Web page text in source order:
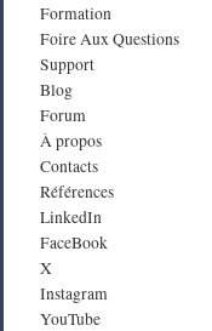
Formation
Foire Aux Questions
Support
Blog
Forum
À propos
Contacts
Références
LinkedIn
FaceBook
X
Instagram
YouTube